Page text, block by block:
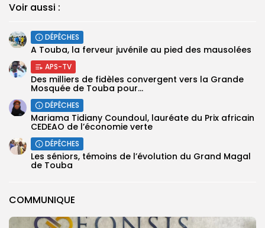
COMMUNIQUE
Voir aussi :
DÉPÊCHES
A Touba, la ferveur juvénile au pied des mausolées
APS-TV
Des milliers de fidèles convergent vers la Grande
Mosquée de Touba pour...
DÉPÊCHES
Mariama Tidiany Coundoul, lauréate du Prix africain
CEDEAO de l’économie verte
DÉPÊCHES
Les séniors, témoins de l’évolution du Grand Magal
de Touba